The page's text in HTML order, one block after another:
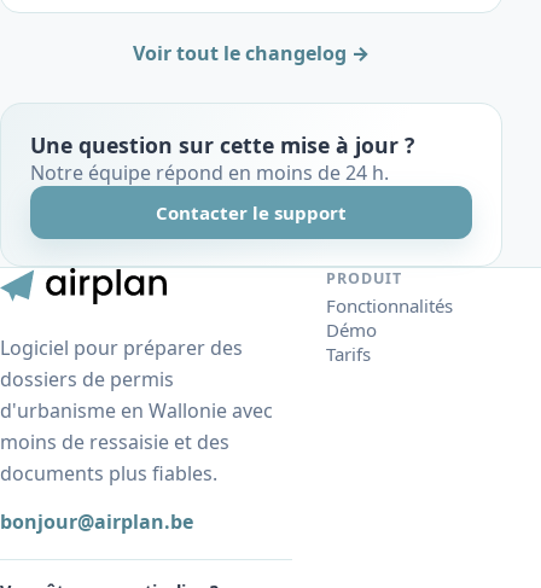
Voir tout le changelog →
Une question sur cette mise à jour ?
Notre équipe répond en moins de 24 h.
Contacter le support
Logiciel pour préparer des
dossiers de permis
d'urbanisme en Wallonie avec
moins de ressaisie et des
documents plus fiables.
bonjour@airplan.be
PRODUIT
Fonctionnalités
Démo
Tarifs